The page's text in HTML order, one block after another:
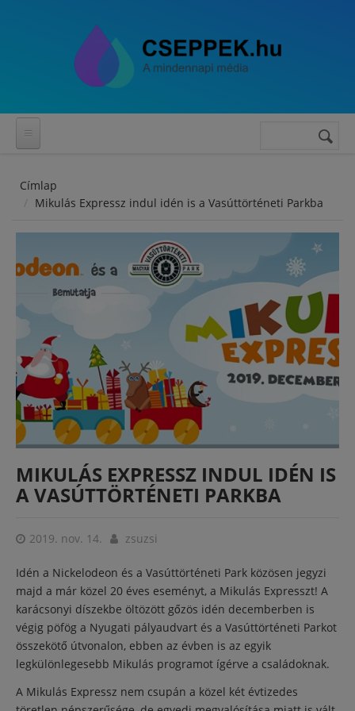
Keresés
Címlap
Mikulás Expressz indul idén is a Vasúttörténeti Parkba
MIKULÁS EXPRESSZ INDUL IDÉN IS
A VASÚTTÖRTÉNETI PARKBA
2019. nov. 14. zsuzsi
Idén a Nickelodeon és a Vasúttörténeti Park közösen jegyzi
majd a már közel 20 éves eseményt, a Mikulás Expresszt! A
karácsonyi díszekbe öltözött gőzös idén decemberben is
végig pöfög a Nyugati pályaudvart és a Vasúttörténeti Parkot
összekötő útvonalon, ebben az évben is az egyik
legkülönlegesebb Mikulás programot ígérve a családoknak.
A Mikulás Expressz nem csupán a közel két évtizedes